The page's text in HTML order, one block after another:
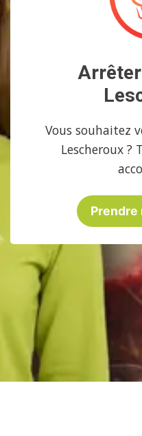
Vous souhaitez
Lescheroux ?